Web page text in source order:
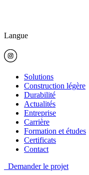
Langue
Solutions
Construction légère
Durabilité
Actualités
Entreprise
Carrière
Formation et études
Certificats
Contact
Demander le projet